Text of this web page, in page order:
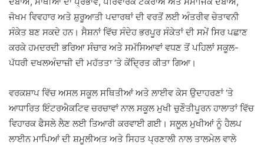
ਜੋਖਮ ਵਿਵਹਾਰ ਅਤੇ ਸ਼ੁਰੂਆਤੀ ਪਦਾਰਥਾਂ ਦੀ ਵਰਤੋਂ ਲਈ ਅੰਤਰੀਵ ਚੇਤਾਵਨੀ
ਸੰਕੇਤ ਬਣ ਸਕਦੇ ਹਨ। ਸੈਸ਼ਨਾਂ ਵਿੱਚ ਸੰਦੇਹ ਭਰਪੂਰ ਸੰਕੇਤਾਂ ਦੀ ਸਮੇਂ ਸਿਰ ਪਛਾਣ
ਕਰਕੇ ਹਮਦਰਦੀ ਭਰਿਆ ਸੰਚਾਰ ਅਤੇ ਸਮੱਸਿਆਵਾਂ ਵਧਣ ਤੋਂ ਪਹਿਲਾਂ ਸਕੂਲ-
ਪੱਧਰੀ ਦਖਲਅੰਦਾਜ਼ੀ ਦੀ ਮਹੱਤਤਾ ‘ਤੇ ਕੇਂਦ੍ਰਿਤ ਕੀਤਾ ਗਿਆ।
ਵਰਕਸ਼ਾਪ ਵਿੱਚ ਅਸਲ ਸਕੂਲ ਸਥਿਤੀਆਂ ਅਤੇ ਲਾਈਵ ਕੇਸ ਉਦਾਹਰਣਾਂ ‘ਤੇ
ਆਧਾਰਿਤ ਇੰਟਰਐਕਟਿਵ ਚਰਚਾਵਾਂ ਨਾਲ ਸਕੂਲ ਮੁਖੀ ਚੁਣੌਤੀਪੂਰਨ ਹਾਲਾਤਾਂ ਵਿੱਚ
ਵਿਹਾਰਕ ਫੈਸਲੇ ਲੈਣ ਲਈ ਤਿਆਰੀ ਕਰਵਾਈ ਗਈ। ਸਲੂਲ ਮੁਖੀਆਂ ਨੂੰ ਹੈਲਪ
ਲਾਈਨ ਮਾਪਿਆਂ ਦੀ ਸ਼ਮੂਲੀਅਤ ਅਤੇ ਸਿਹਤ ਪ੍ਰਣਾਲੀ ਨਾਲ ਤਾਲਮੇਲ ਵਾਲੇ